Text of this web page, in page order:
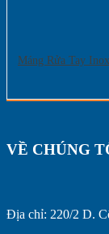
Máng Rửa Tay
VỀ CHÚNG
Địa chỉ: 220/2 D.